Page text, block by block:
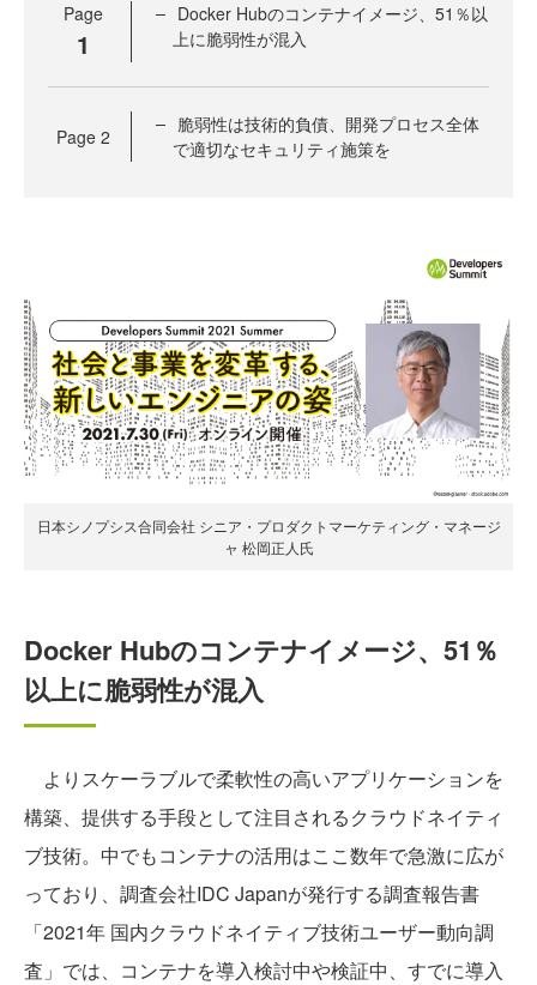
Page
1
Docker Hubのコンテナイメージ、51％以
上に脆弱性が混入
Page 2
脆弱性は技術的負債、開発プロセス全体
で適切なセキュリティ施策を
日本シノプシス合同会社 シニア・プロダクトマーケティング・マネージ
ャ 松岡正人氏
Docker Hubのコンテナイメージ、51％
以上に脆弱性が混入
よりスケーラブルで柔軟性の高いアプリケーションを
構築、提供する手段として注目されるクラウドネイティ
ブ技術。中でもコンテナの活用はここ数年で急激に広が
っており、調査会社IDC Japanが発行する調査報告書
「2021年 国内クラウドネイティブ技術ユーザー動向調
査」では、コンテナを導入検討中や検証中、すでに導入